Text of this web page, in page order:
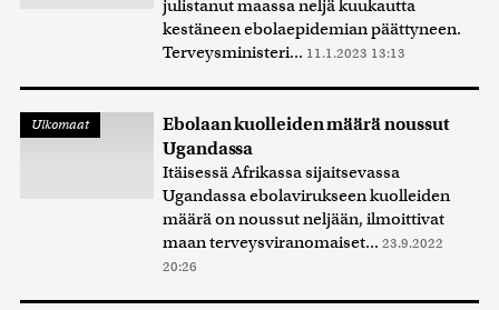
julistanut maassa neljä kuukautta
kestäneen ebolaepidemian päättyneen.
Terveysministeri... 11.1.2023 13:13
Ulkomaat
Ebolaan kuolleiden määrä noussut
Ugandassa
Itäisessä Afrikassa sijaitsevassa
Ugandassa ebolavirukseen kuolleiden
määrä on noussut neljään, ilmoittivat
maan terveysviranomaiset... 23.9.2022
20:26